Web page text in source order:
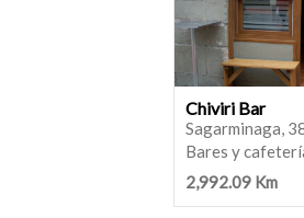
Chiviri Bar
Sagarminaga,
Bares y
2,992.09 Km